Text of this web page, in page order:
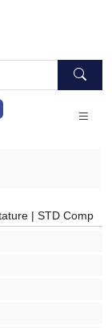
| STD Comp